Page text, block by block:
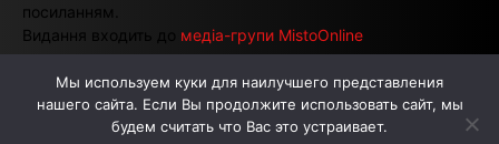
посиланням.
Видання входить до медіа-групи MistoOnline
АВТОРИ РЕКЛАМА НА САЙТІ
Мы используем куки для наилучшего представления
нашего сайта. Если Вы продолжите использовать сайт, мы
будем считать что Вас это устраивает.